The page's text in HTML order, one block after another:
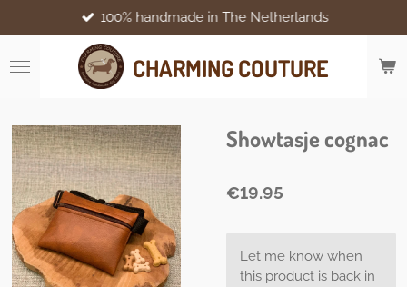
to
main
content
CHARMING COUTURE
100% handmade in The Netherlands
Showtasje cognac
€19.95
Let me know when
this product is back in